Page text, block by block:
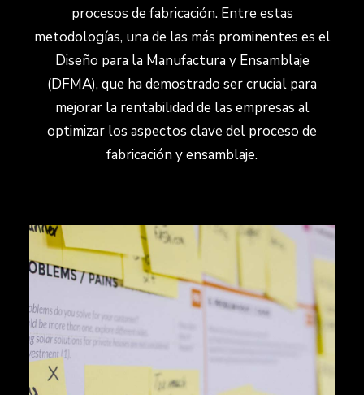
procesos de fabricación. Entre estas
metodologías, una de las más prominentes es el
Diseño para la Manufactura y Ensamblaje
(DFMA), que ha demostrado ser crucial para
mejorar la rentabilidad de las empresas al
optimizar los aspectos clave del proceso de
fabricación y ensamblaje.